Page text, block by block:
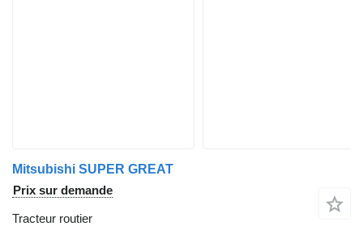
Mitsubishi SUPER GREAT
Prix sur demande
Tracteur routier